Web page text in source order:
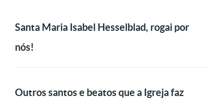
Santa Maria Isabel Hesselblad, rogai por
nós!
Outros santos e beatos que a Igreja faz